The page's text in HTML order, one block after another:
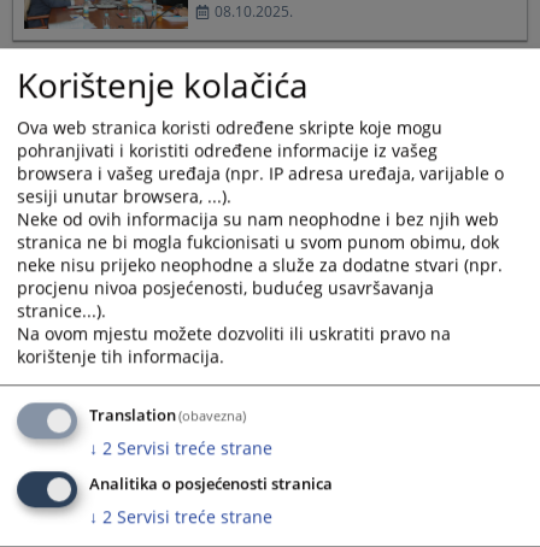
08.10.2025.
Korištenje vještačke inteligencije u
02.09.2025.
Nova Pravila o radu Panela za
ujednačavanje sudske prakse u BiH
15.07.2025.
Partnerska saradnja VSTV-a BiH i
strukovnih udruženja
Korištenje kolačića
Ova web stranica koristi određene skripte koje mogu
pohranjivati i koristiti određene informacije iz vašeg
browsera i vašeg uređaja (npr. IP adresa uređaja, varijable o
sesiji unutar browsera, ...).
Neke od ovih informacija su nam neophodne i bez njih web
stranica ne bi mogla fukcionisati u svom punom obimu, dok
neke nisu prijeko neophodne a služe za dodatne stvari (npr.
procjenu nivoa posjećenosti, budućeg usavršavanja
stranice...).
Na ovom mjestu možete dozvoliti ili uskratiti pravo na
korištenje tih informacija.
Translation(obavezna)
↓ 2 Servisi treće strane
Analitika o posjećenosti stranica
↓ 2 Servisi treće strane